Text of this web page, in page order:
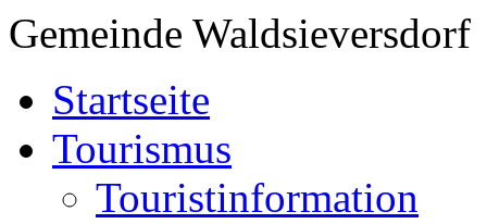
Gemeinde Waldsieversdorf
Startseite
Tourismus
Touristinformation